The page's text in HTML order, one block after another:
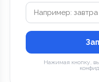
Нажимая кнопку,